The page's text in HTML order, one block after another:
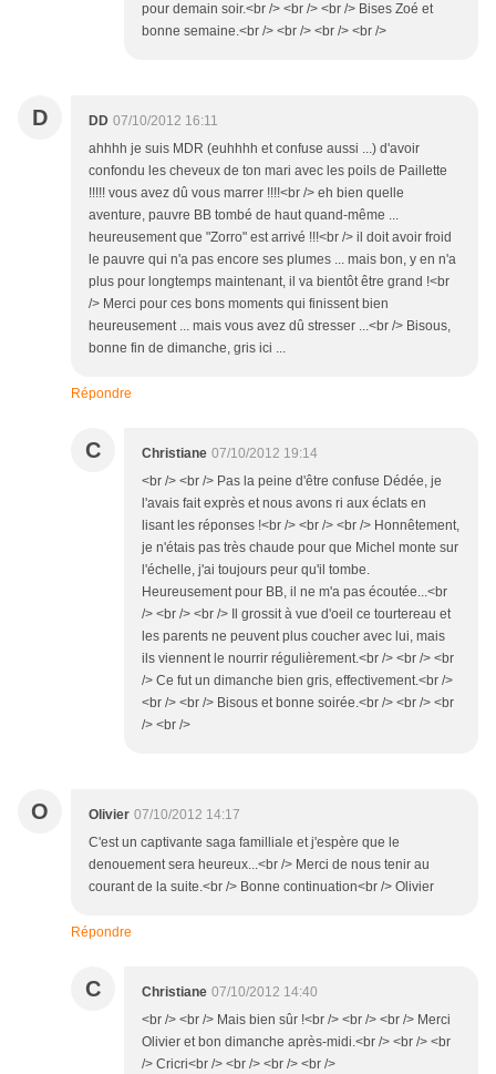
pour demain soir.<br /> <br /> <br /> Bises Zoé et
bonne semaine.<br /> <br /> <br /> <br />
D DD 07/10/2012 16:11
ahhhh je suis MDR (euhhhh et confuse aussi ...) d'avoir
confondu les cheveux de ton mari avec les poils de Paillette
!!!!! vous avez dû vous marrer !!!!<br /> eh bien quelle
aventure, pauvre BB tombé de haut quand-même ...
heureusement que "Zorro" est arrivé !!!<br /> il doit avoir froid
le pauvre qui n'a pas encore ses plumes ... mais bon, y en n'a
plus pour longtemps maintenant, il va bientôt être grand !<br
/> Merci pour ces bons moments qui finissent bien
heureusement ... mais vous avez dû stresser ...<br /> Bisous,
bonne fin de dimanche, gris ici ...
Répondre
C Christiane 07/10/2012 19:14
<br /> <br /> Pas la peine d'être confuse Dédée, je
l'avais fait exprès et nous avons ri aux éclats en
lisant les réponses !<br /> <br /> <br /> Honnêtement,
je n'étais pas très chaude pour que Michel monte sur
l'échelle, j'ai toujours peur qu'il tombe.
Heureusement pour BB, il ne m'a pas écoutée...<br
/> <br /> <br /> Il grossit à vue d'oeil ce tourtereau et
les parents ne peuvent plus coucher avec lui, mais
ils viennent le nourrir régulièrement.<br /> <br /> <br
/> Ce fut un dimanche bien gris, effectivement.<br />
<br /> <br /> Bisous et bonne soirée.<br /> <br /> <br
/> <br />
O Olivier 07/10/2012 14:17
C'est un captivante saga familliale et j'espère que le
denouement sera heureux...<br /> Merci de nous tenir au
courant de la suite.<br /> Bonne continuation<br /> Olivier
Répondre
C Christiane 07/10/2012 14:40
<br /> <br /> Mais bien sûr !<br /> <br /> <br /> Merci
Olivier et bon dimanche après-midi.<br /> <br /> <br
/> Cricri<br /> <br /> <br /> <br />